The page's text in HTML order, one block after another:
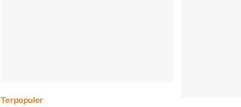
Terpopuler